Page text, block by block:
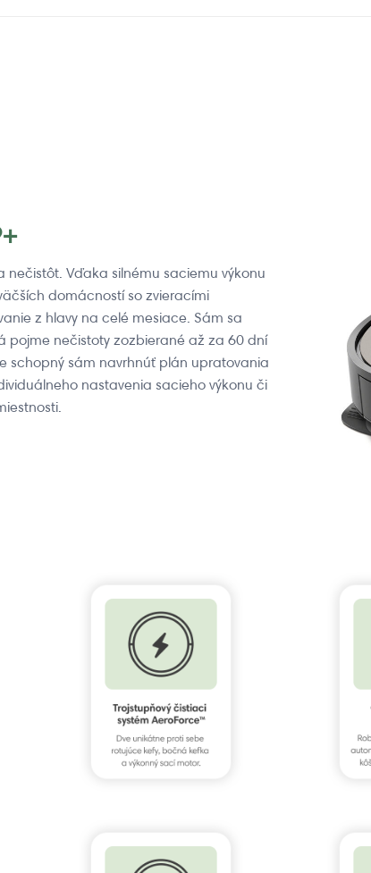
Vďaka silnému saciemu výkonu
domácností so zvieracími
z hlavy na celé mesiace. Sám sa
pojme nečistoty zozbierané až za 60 dní
schopný sám navrhnúť plán upratovania
nastavenia sacieho výkonu či